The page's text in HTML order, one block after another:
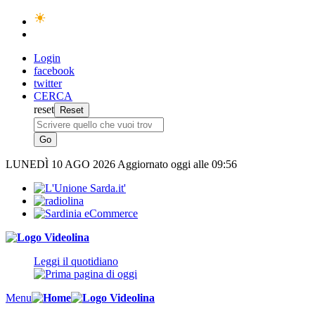
Login
facebook
twitter
CERCA
reset
LUNEDÌ 10 AGO 2026 Aggiornato oggi alle 09:56
Leggi il quotidiano
Menu